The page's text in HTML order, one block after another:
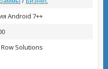
Android 7++
Solutions